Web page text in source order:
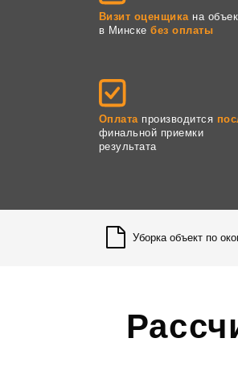
Визит оценщикана
в Минскебез оплаты
Оплатапроизводится
финальной приемки
результата
Уборка объект по